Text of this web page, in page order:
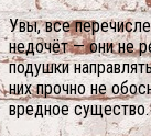
Увы, все
недочёт — они не
подушки
них прочно не
вредное существо.